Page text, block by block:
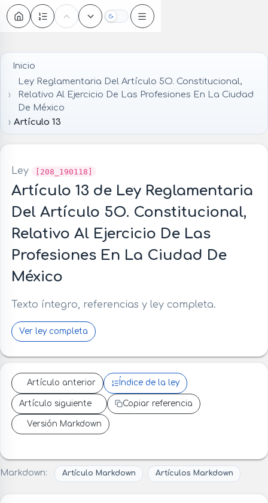
Oscuro
Inicio
Ley Reglamentaria Del Artículo 5O. Constitucional,
Relativo Al Ejercicio De Las Profesiones En La Ciudad
De México
Artículo 13
Ley [208_190118]
Artículo 13 de Ley Reglamentaria
Del Artículo 5O. Constitucional,
Relativo Al Ejercicio De Las
Profesiones En La Ciudad De
México
Texto íntegro, referencias y ley completa.
Ver ley completa
Artículo anterior Índice de la ley
Artículo siguiente Copiar referencia
Versión Markdown
Markdown: Artículo Markdown Artículos Markdown